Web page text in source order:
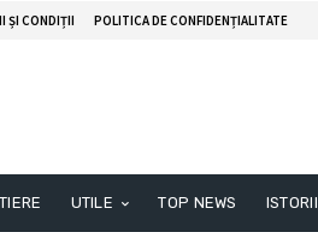
ȘI CONDIȚII POLITICA DE CONFIDENȚIALITATE
UTILE TOP NEWS ISTORII